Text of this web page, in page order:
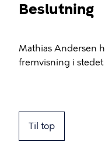
Beslutning
Mathias Andersen
fremvisning i
Til top